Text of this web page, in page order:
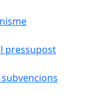
pressupost